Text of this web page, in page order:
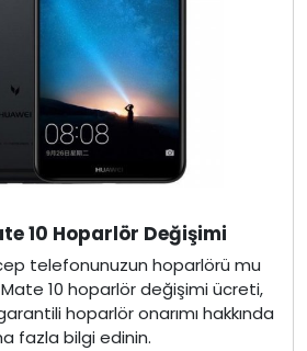
10 Hoparlör Değişimi
telefonunuzun hoparlörü mu
10 hoparlör değişimi ücreti,
hoparlör onarımı hakkında
fazla bilgi edinin.